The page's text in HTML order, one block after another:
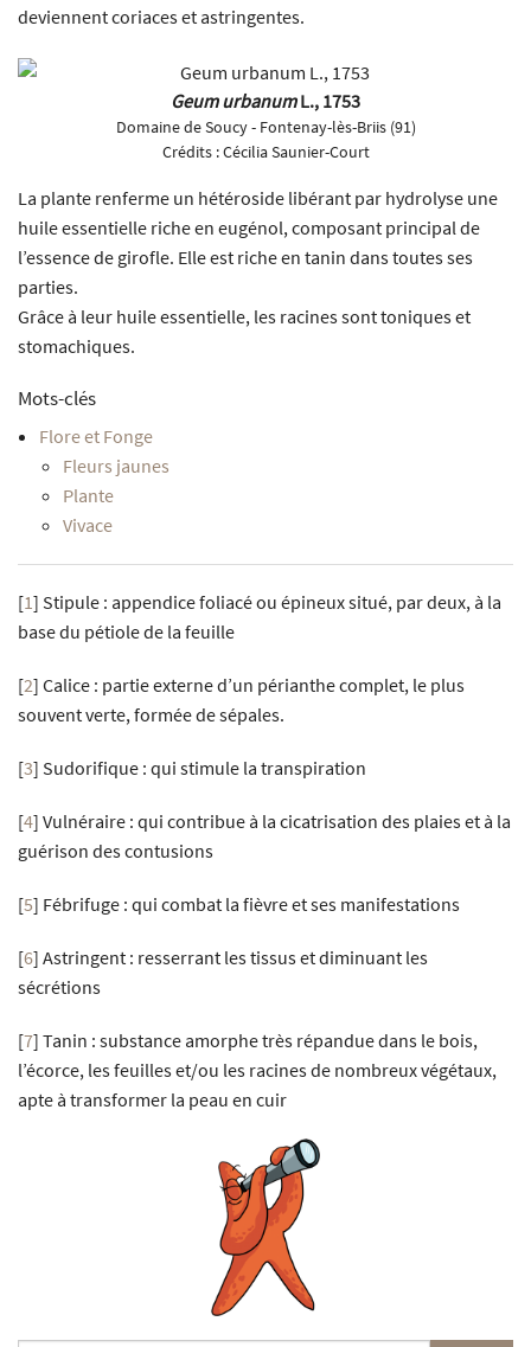
deviennent coriaces et astringentes.
Geum urbanumL., 1753
Domaine de Soucy - Fontenay-lès-Briis (91)
Crédits :Cécilia Saunier-Court
La plante renferme un hétéroside libérant par hydrolyse une
huile essentielle riche en eugénol, composant principal de
l’essence de girofle. Elle est riche en tanin dans toutes ses
parties.
Grâce à leur huile essentielle, les racines sont toniques et
stomachiques.
Mots-clés
Flore et Fonge
Fleurs jaunes
Plante
Vivace
[1] Stipule : appendice foliacé ou épineux situé, par deux, à la
base du pétiole de la feuille
[2] Calice : partie externe d’un périanthe complet, le plus
souvent verte, formée de sépales.
[3] Sudorifique : qui stimule la transpiration
[4] Vulnéraire : qui contribue à la cicatrisation des plaies et à la
guérison des contusions
[5] Fébrifuge : qui combat la fièvre et ses manifestations
[6] Astringent : resserrant les tissus et diminuant les
sécrétions
[7] Tanin : substance amorphe très répandue dans le bois,
l’écorce, les feuilles et/ou les racines de nombreux végétaux,
apte à transformer la peau en cuir